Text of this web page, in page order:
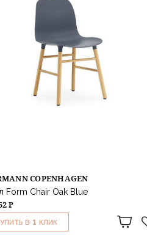
COPENHAGEN
Form Chair Oak Blue
₽
В 1 КЛИК